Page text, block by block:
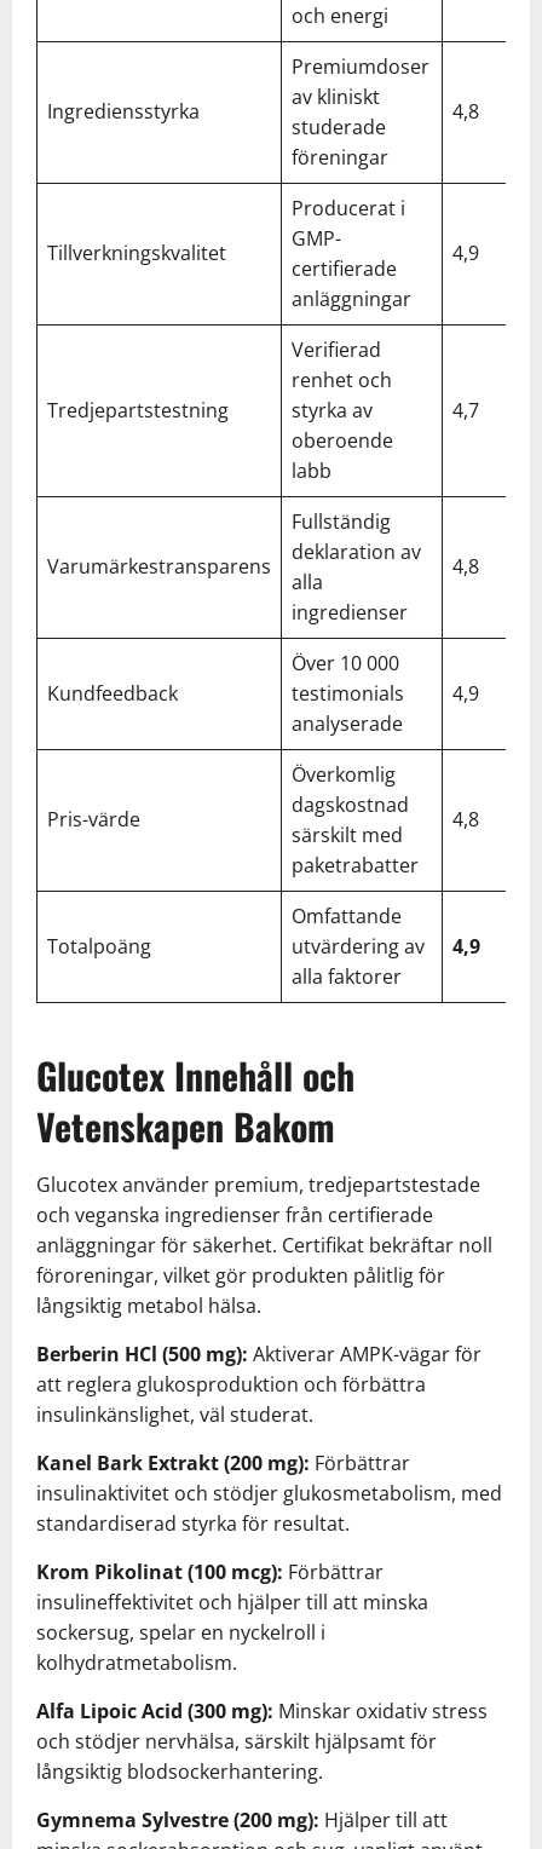
och energi
Ingrediensstyrka
Premiumdoser
av kliniskt
studerade
föreningar
4,8
Tillverkningskvalitet
Producerat i
GMP-
certifierade
anläggningar
4,9
Tredjepartstestning
Verifierad
renhet och
styrka av
oberoende
labb
4,7
Varumärkestransparens
Fullständig
deklaration av
alla
ingredienser
4,8
Kundfeedback
Över 10 000
testimonials
analyserade
4,9
Pris-värde
Överkomlig
dagskostnad
särskilt med
paketrabatter
4,8
Totalpoäng
Omfattande
utvärdering av
alla faktorer
4,9
Glucotex Innehåll och
Vetenskapen Bakom
Glucotex använder premium, tredjepartstestade
och veganska ingredienser från certifierade
anläggningar för säkerhet. Certifikat bekräftar noll
föroreningar, vilket gör produkten pålitlig för
långsiktig metabol hälsa.
Berberin HCl (500 mg): Aktiverar AMPK-vägar för
att reglera glukosproduktion och förbättra
insulinkänslighet, väl studerat.
Kanel Bark Extrakt (200 mg): Förbättrar
insulinaktivitet och stödjer glukosmetabolism, med
standardiserad styrka för resultat.
Krom Pikolinat (100 mcg): Förbättrar
insulineffektivitet och hjälper till att minska
sockersug, spelar en nyckelroll i
kolhydratmetabolism.
Alfa Lipoic Acid (300 mg): Minskar oxidativ stress
och stödjer nervhälsa, särskilt hjälpsamt för
långsiktig blodsockerhantering.
Gymnema Sylvestre (200 mg): Hjälper till att